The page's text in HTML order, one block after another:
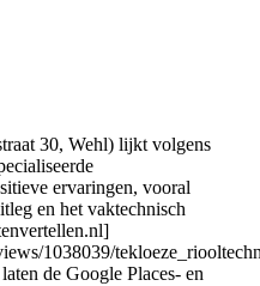
30, Wehl) lijkt volgens
ervaringen, vooral
en het vaktechnisch
1038039/
de Google Places- en